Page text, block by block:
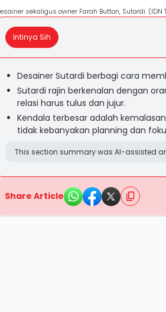
sekaligus owner Farah Button, Sutardi.
Intinya Sih
Desainer Sutardi berbagi cara
Sutardi rajin berkenalan dengan
relasi harus tulus dan jujur.
Kendala terbesar adalah
tidak kebanyakan planning dan
This section summary was AI-assisted
Share Article